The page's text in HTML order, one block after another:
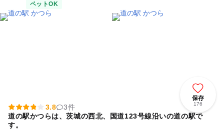
ペットOK
保存
176
3.8
3件
道の駅かつらは、茨城の西北、国道123号線沿いの道の駅で
す。